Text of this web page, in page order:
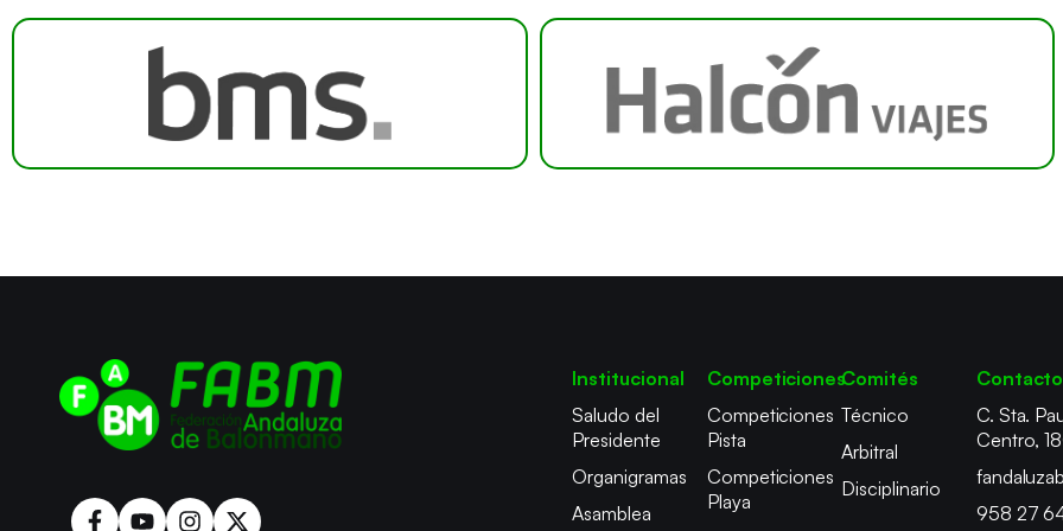
Institucional
Saludo del
Presidente
Organigramas
Asamblea
Competiciones
Competiciones
Pista
Competiciones
Playa
Comités
Técnico
Arbitral
Disciplinario
Contacto
C. Sta.
Centro,
958 27